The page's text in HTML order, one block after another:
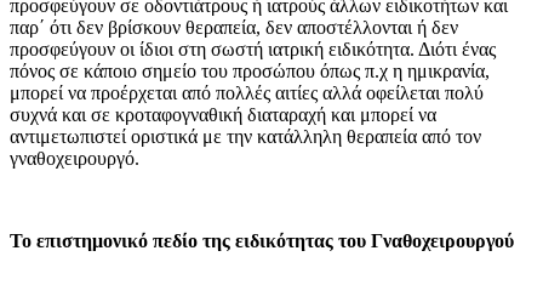
προσφεύγουν σε οδοντιάτρους ή ιατρούς άλλων ειδικοτήτων και
παρ΄ ότι δεν βρίσκουν θεραπεία, δεν αποστέλλονται ή δεν
προσφεύγουν οι ίδιοι στη σωστή ιατρική ειδικότητα. Διότι ένας
πόνος σε κάποιο σημείο του προσώπου όπως π.χ η ημικρανία,
μπορεί να προέρχεται από πολλές αιτίες αλλά οφείλεται πολύ
συχνά και σε κροταφογναθική διαταραχή και μπορεί να
αντιμετωπιστεί οριστικά με την κατάλληλη θεραπεία από τον
γναθοχειρουργό.
Το επιστημονικό πεδίο της ειδικότητας του Γναθοχειρουργού